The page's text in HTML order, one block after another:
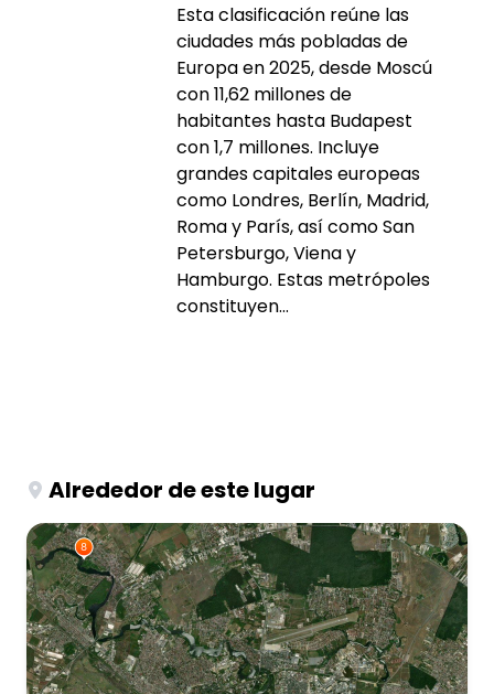
Esta clasificación reúne las
ciudades más pobladas de
Europa en 2025, desde Moscú
con 11,62 millones de
habitantes hasta Budapest
con 1,7 millones. Incluye
grandes capitales europeas
como Londres, Berlín, Madrid,
Roma y París, así como San
Petersburgo, Viena y
Hamburgo. Estas metrópoles
constituyen...
Alrededor de este lugar